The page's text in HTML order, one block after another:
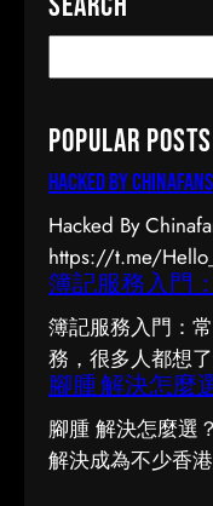
e
r
c
Popular Posts
Hacked by Chinafans
Hacked By
https://t.me/
簿記服務入門
簿記服務入門：
務，很多人都想
市面上資訊繁多
得留意的重點，
服務的相關知識
腳腫 解決怎麼
腳腫 解決怎麼選
解決成為不少香